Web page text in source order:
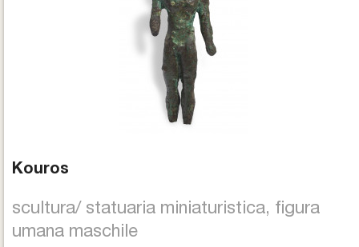
Kouros
scultura/ statuaria miniaturistica, figura
umana maschile